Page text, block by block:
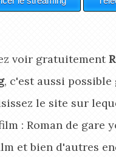
voir gratuitement
, c'est aussi possible
le site sur
: Roman de gare
et bien d'autres